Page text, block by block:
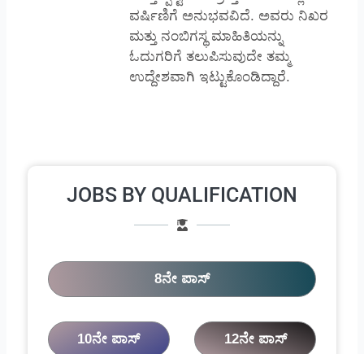
ವರ್ಷಿಣಿಗೆ ಅನುಭವವಿದೆ. ಅವರು ನಿಖರ
ಮತ್ತು ನಂಬಿಗಸ್ಥ ಮಾಹಿತಿಯನ್ನು
ಓದುಗರಿಗೆ ತಲುಪಿಸುವುದೇ ತಮ್ಮ
ಉದ್ದೇಶವಾಗಿ ಇಟ್ಟುಕೊಂಡಿದ್ದಾರೆ.
JOBS BY QUALIFICATION
8ನೇ ಪಾಸ್
10ನೇ ಪಾಸ್ 12ನೇ ಪಾಸ್